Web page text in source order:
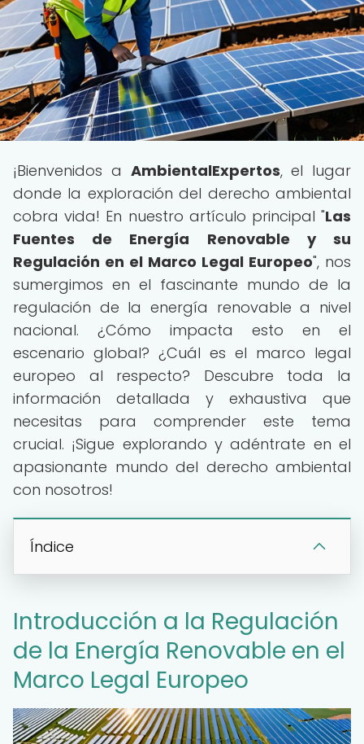
¡Bienvenidos a AmbientalExpertos, el lugar
donde la exploración del derecho ambiental
cobra vida! En nuestro artículo principal "Las
Fuentes de Energía Renovable y su
Regulación en el Marco Legal Europeo", nos
sumergimos en el fascinante mundo de la
regulación de la energía renovable a nivel
nacional. ¿Cómo impacta esto en el
escenario global? ¿Cuál es el marco legal
europeo al respecto? Descubre toda la
información detallada y exhaustiva que
necesitas para comprender este tema
crucial. ¡Sigue explorando y adéntrate en el
apasionante mundo del derecho ambiental
con nosotros!
Índice
Introducción a la Regulación
de la Energía Renovable en el
Marco Legal Europeo